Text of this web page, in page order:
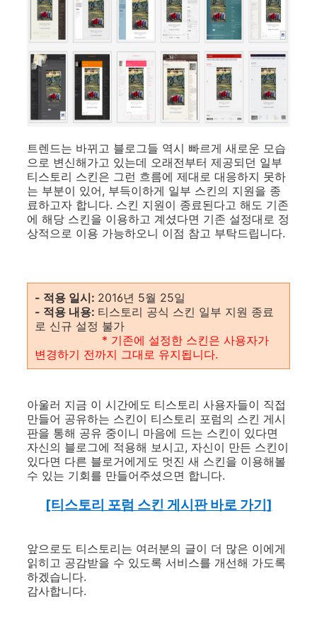
트렌드는 바뀌고 블로그들 역시 빠르게 새로운 모습
으로 변신해가고 있는데 오래전부터 제공되던 일부
티스토리 스킨은 그런 흐름에 제대로 대응하지 못하
는 부분이 있어, 부득이하게 일부 스킨의 지원을 종
료하고자 합니다. 스킨 지원이 종료된다고 해도 기존
에 해당 스킨을 이용하고 계셨다면 기존 설정대로 정
상적으로 이용 가능하오니 이점 참고 부탁드립니다.
- 적용 일시: 2016년 5월 25일
- 적용 내용: 티스토리 공식 스킨 일부 지원 종료
로 신규 설정 불가
* 기존에 설정한 스킨은 사용자가
변경하기 전까지 그대로 유지됩니다.
아울러 지금 이 시간에도 티스토리 사용자들이 직접
만들어 공유하는 스킨이 티스토리 포럼의 스킨 게시
판을 통해 공유 중이니 마음에 드는 스킨이 있다면
자신의 블로그에 적용해 보시고, 자신이 만든 스킨이
있다면 다른 블로거에게도 멋진 새 스킨을 이용해볼
수 있는 기회를 만들어주셨으면 합니다.
[티스토리 포럼 스킨 게시판 바로 가기 ]
앞으로도 티스토리는 여러분의 글이 더 많은 이에게
읽히고 공감받을 수 있도록 서비스를 개선해 가도록
하겠습니다.
감사합니다.